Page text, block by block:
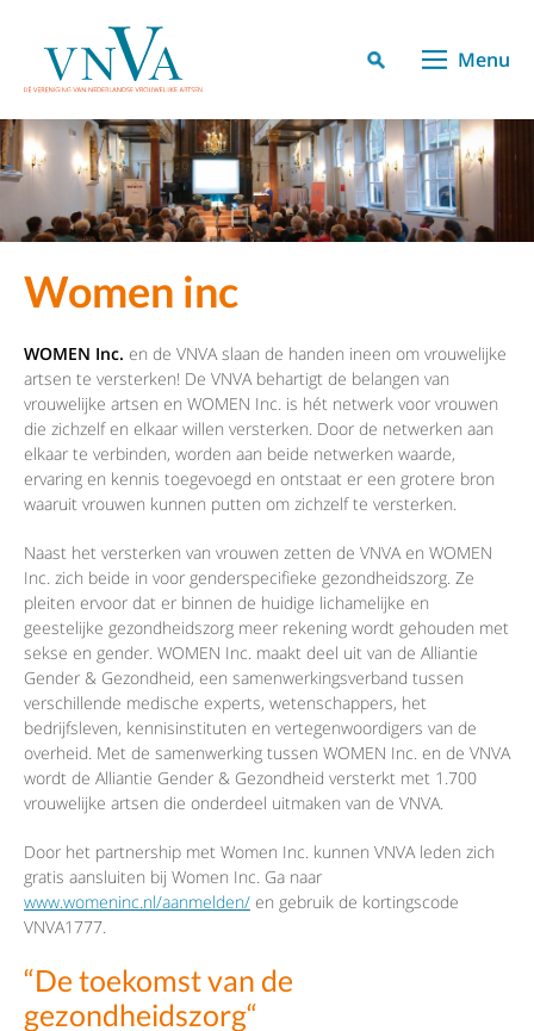
Menu
Women inc
WOMEN Inc. en de VNVA slaan de handen ineen om vrouwelijke
artsen te versterken! De VNVA behartigt de belangen van
vrouwelijke artsen en WOMEN Inc. is hét netwerk voor vrouwen
die zichzelf en elkaar willen versterken. Door de netwerken aan
elkaar te verbinden, worden aan beide netwerken waarde,
ervaring en kennis toegevoegd en ontstaat er een grotere bron
waaruit vrouwen kunnen putten om zichzelf te versterken.
Naast het versterken van vrouwen zetten de VNVA en WOMEN
Inc. zich beide in voor genderspecifieke gezondheidszorg. Ze
pleiten ervoor dat er binnen de huidige lichamelijke en
geestelijke gezondheidszorg meer rekening wordt gehouden met
sekse en gender. WOMEN Inc. maakt deel uit van de Alliantie
Gender & Gezondheid, een samenwerkingsverband tussen
verschillende medische experts, wetenschappers, het
bedrijfsleven, kennisinstituten en vertegenwoordigers van de
overheid. Met de samenwerking tussen WOMEN Inc. en de VNVA
wordt de Alliantie Gender & Gezondheid versterkt met 1.700
vrouwelijke artsen die onderdeel uitmaken van de VNVA.
Door het partnership met Women Inc. kunnen VNVA leden zich
gratis aansluiten bij Women Inc. Ga naar
www.womeninc.nl/aanmelden/ en gebruik de kortingscode
VNVA1777.
“De toekomst van de
gezondheidszorg“